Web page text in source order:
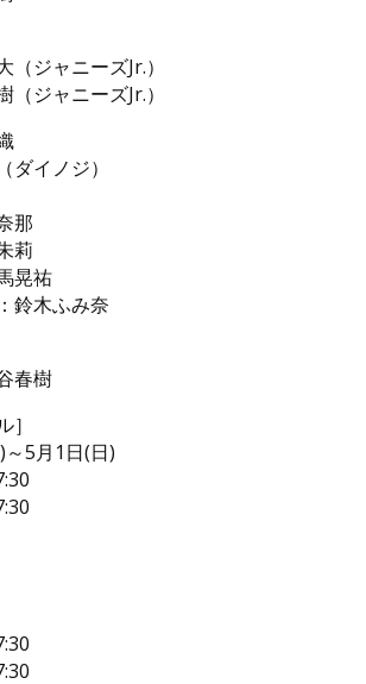
ジャニーズJr.）
ジャニーズJr.）
ダイノジ）
那
莉
晃祐
鈴木ふみ奈
春樹
］
5月1日(日)